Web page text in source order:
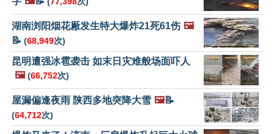
湖南浏阳烟花厰发生特大爆炸21死61伤 🖼️
📝 (68,949次)
昆明遭强冰雹袭击 如末日灾难般场面吓人
🖼️ (66,752次)
屋漏偏逢夜雨 陕西多地突降大雪 🖼️📝
(64,712次)